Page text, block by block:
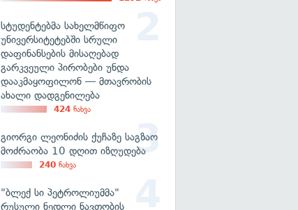
სტუდენტებმა სახელმწიფო
უნივერსიტეტებში სრული
დაფინანსების მისაღებად
გარკვეული პირობები უნდა
დააკმაყოფილონ — მთავრობის
ახალი დადგენილება
424 ნახვა
გიორგი ლეონიძის ქუჩაზე საგზაო
მოძრაობა 10 დღით იზღუდება
240 ნახვა
"ბლექ სი პეტროლიუმმა"
რუსული ნედლი ნავთობის